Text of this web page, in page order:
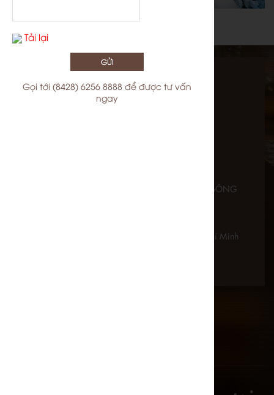
CÔNG TY CỔ PHẦN DỊCH VỤ LÂU ĐÀI VEN SÔNG
360D Bến Vân Đồn, Phường Vĩnh Hội, TP. Hồ Chí Minh
Tải lại
GỬI
Gọi tới (8428) 6256 8888 để được tư vấn
ngay